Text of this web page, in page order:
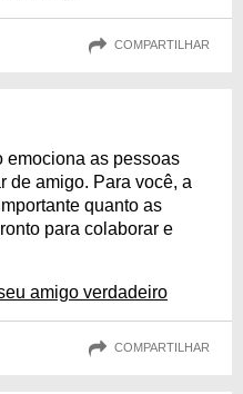
COMPARTILHAR
emociona as pessoas
de amigo. Para você, a
quanto as
para colaborar e
amigo verdadeiro
COMPARTILHAR